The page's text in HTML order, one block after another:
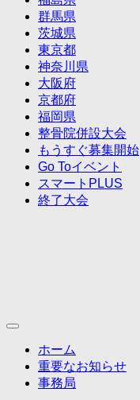
群馬県
茨城県
東京都
神奈川県
大阪府
京都府
福岡県
整骨院併設大会
もうすぐ募集開始
Go Toイベント
スマートPLUS
終了大会
ホーム
重要なお知らせ
事務局